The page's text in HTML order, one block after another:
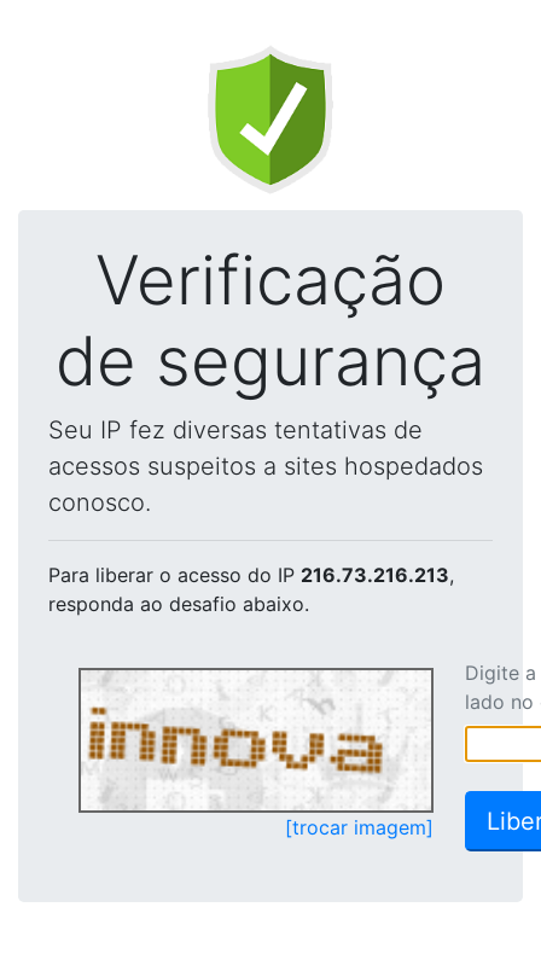
Verificação
de segurança
Seu IP fez diversas tentativas de
acessos suspeitos a sites hospedados
conosco.
Para liberar o acesso do IP 216.73.216.213,
responda ao desafio abaixo.
[trocar imagem]
Digite
lado no